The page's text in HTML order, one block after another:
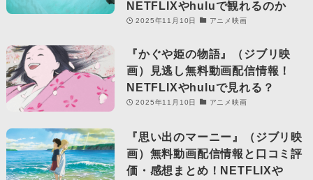
NETFLIXやhuluで観れるのか
2025年11月10日 アニメ映画
『かぐや姫の物語』（ジブリ映
画）見逃し無料動画配信情報！
NETFLIXやhuluで見れる？
2025年11月10日 アニメ映画
『思い出のマーニー』（ジブリ映
画）無料動画配信情報と口コミ評
価・感想まとめ！NETFLIXや